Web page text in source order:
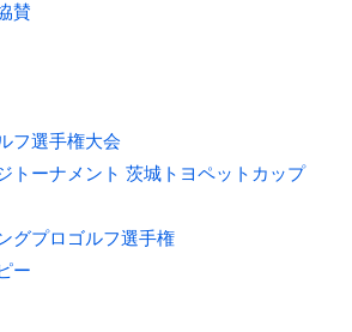
賛
フ選手権大会
トーナメント 茨城トヨペットカップ
グプロゴルフ選手権
ー